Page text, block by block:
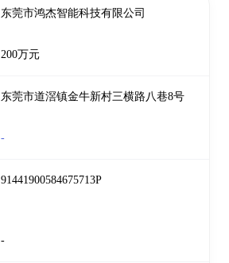
东莞市鸿杰智能科技有限公司
200万元
东莞市道滘镇金牛新村三横路八巷8号
-
91441900584675713P
-